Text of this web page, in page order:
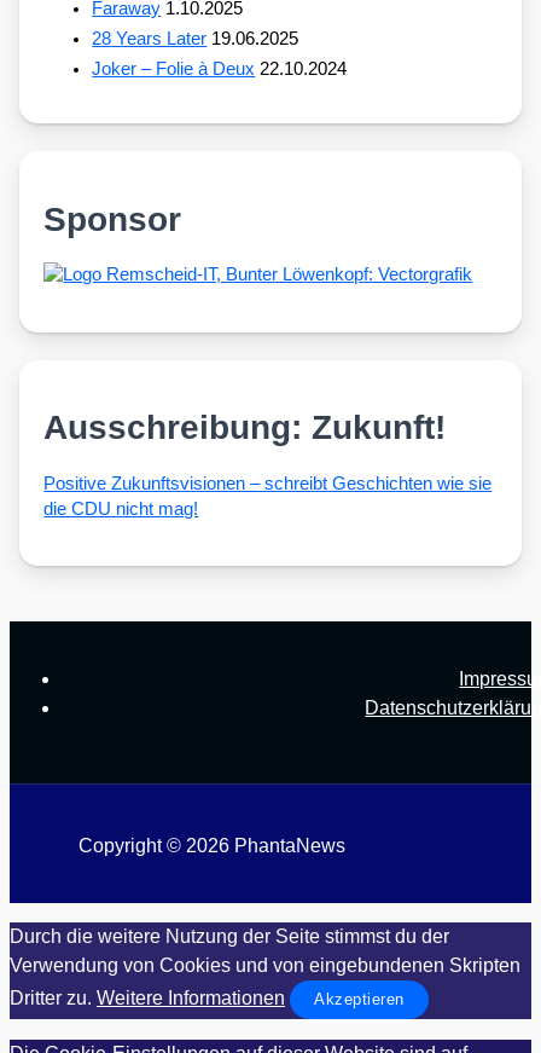
Faraway 1.10.2025
28 Years Later 19.06.2025
Joker – Folie à Deux 22.10.2024
Sponsor
Ausschreibung: Zukunft!
Posi­ti­ve Zukunfts­vi­sio­nen – schreibt Geschich­ten wie sie
die CDU nicht mag!
Copyright © 2026 PhantaNews
Durch die weitere Nutzung der Seite stimmst du der
Verwendung von Cookies und von eingebundenen Skripten
Dritter zu. Weitere Informationen Akzeptieren